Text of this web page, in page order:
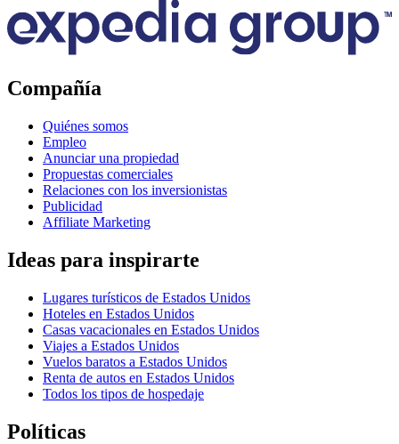
Compañía
Quiénes somos
Empleo
Anunciar una propiedad
Propuestas comerciales
Relaciones con los inversionistas
Publicidad
Affiliate Marketing
Ideas para inspirarte
Lugares turísticos de Estados Unidos
Hoteles en Estados Unidos
Casas vacacionales en Estados Unidos
Viajes a Estados Unidos
Vuelos baratos a Estados Unidos
Renta de autos en Estados Unidos
Todos los tipos de hospedaje
Políticas